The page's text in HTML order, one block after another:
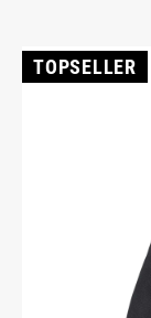
TOPSELLER